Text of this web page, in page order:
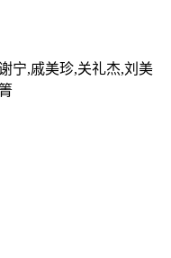
宁,戚美珍,关礼杰,刘美